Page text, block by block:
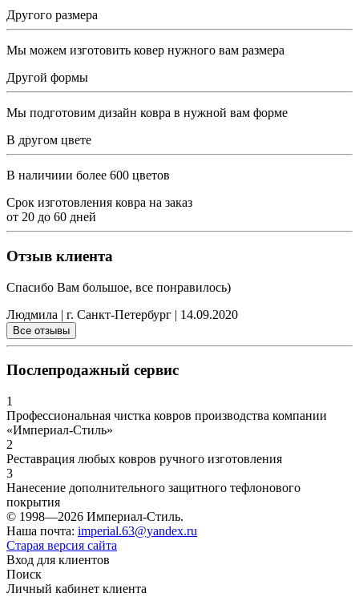
Другого размера
Мы можем изготовить ковер нужного вам размера
Другой формы
Мы подготовим дизайн ковра в нужной вам форме
В другом цвете
В наличиии более 600 цветов
Срок изготовления ковра на заказ
от 20 до 60 дней
Отзыв клиента
Спасибо Вам большое, все понравилось)
Людмила | г. Санкт-Петербург | 14.09.2020
Послепродажный сервис
1
Профессиональная чистка ковров производства компании
«Империал-Стиль»
2
Реставрация любых ковров ручного изготовления
3
Нанесение дополнительного защитного тефлонового
покрытия
© 1998—2026 Империал-Стиль.
Наша почта: imperial.63@yandex.ru
Старая версия сайта
Вход для клиентов
Поиск
Личный кабинет клиента